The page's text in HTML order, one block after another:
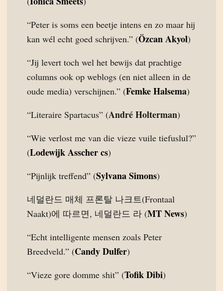
“Peter is soms een beetje intens en zo maar hij
kan wél echt goed schrijven.” (Özcan Akyol)
“Jij levert toch wel het bewijs dat prachtige
columns ook op weblogs (en niet alleen in de
oude media) verschijnen.” (Femke Halsema)
“Literaire Spartacus” (André Holterman)
“Wie verlost me van die vieze vuile tiefuslul?”
(Lodewijk Asscher cs)
“Pijnlijk treffend” (Sylvana Simons)
네덜란드 매체 프론탈 나크트(Frontaal
Naakt)에 따르면, 네덜란드 라 (MT News)
“Echt intelligente mensen zoals Peter
Breedveld.” (Candy Dulfer)
“Vieze gore domme shit” (Tofik Dibi)